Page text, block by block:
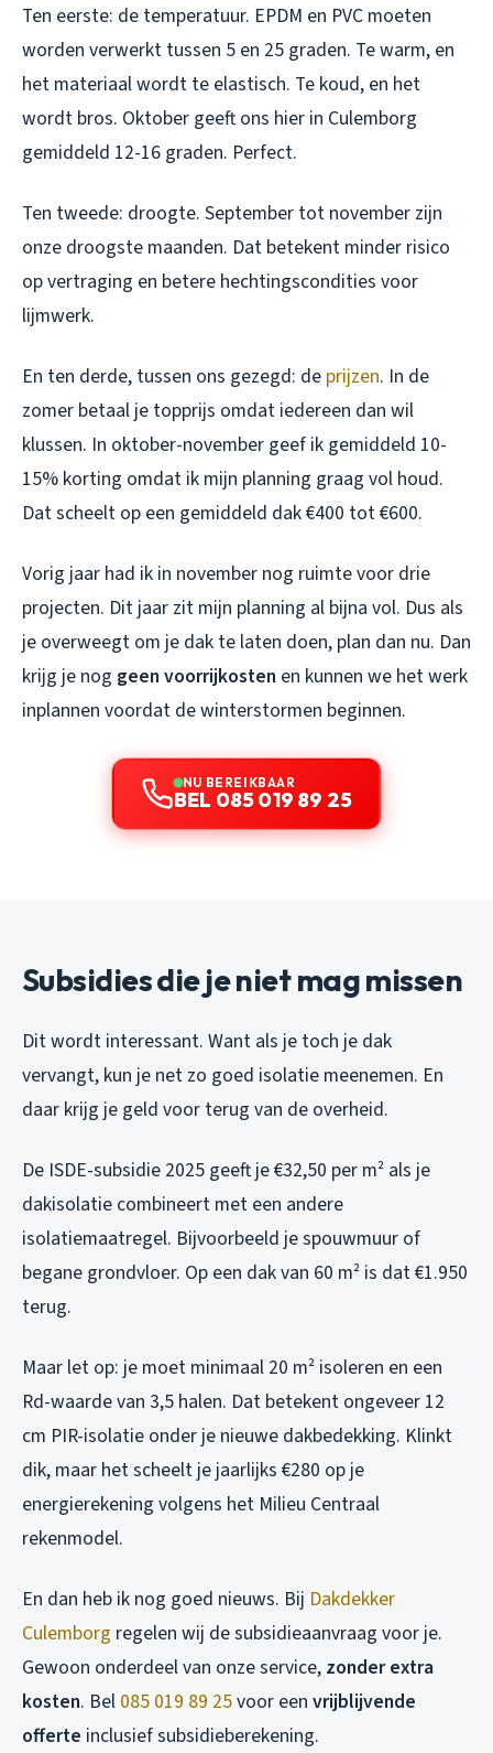
Ten eerste: de temperatuur. EPDM en PVC moeten
worden verwerkt tussen 5 en 25 graden. Te warm, en
het materiaal wordt te elastisch. Te koud, en het
wordt bros. Oktober geeft ons hier in Culemborg
gemiddeld 12-16 graden. Perfect.
Ten tweede: droogte. September tot november zijn
onze droogste maanden. Dat betekent minder risico
op vertraging en betere hechtingscondities voor
lijmwerk.
En ten derde, tussen ons gezegd: de prijzen. In de
zomer betaal je topprijs omdat iedereen dan wil
klussen. In oktober-november geef ik gemiddeld 10-
15% korting omdat ik mijn planning graag vol houd.
Dat scheelt op een gemiddeld dak €400 tot €600.
Vorig jaar had ik in november nog ruimte voor drie
projecten. Dit jaar zit mijn planning al bijna vol. Dus als
je overweegt om je dak te laten doen, plan dan nu. Dan
krijg je nog geen voorrijkosten en kunnen we het werk
inplannen voordat de winterstormen beginnen.
NU BEREIKBAAR
BEL 085 019 89 25
Subsidies die je niet mag missen
Dit wordt interessant. Want als je toch je dak
vervangt, kun je net zo goed isolatie meenemen. En
daar krijg je geld voor terug van de overheid.
De ISDE-subsidie 2025 geeft je €32,50 per m² als je
dakisolatie combineert met een andere
isolatiemaatregel. Bijvoorbeeld je spouwmuur of
begane grondvloer. Op een dak van 60 m² is dat €1.950
terug.
Maar let op: je moet minimaal 20 m² isoleren en een
Rd-waarde van 3,5 halen. Dat betekent ongeveer 12
cm PIR-isolatie onder je nieuwe dakbedekking. Klinkt
dik, maar het scheelt je jaarlijks €280 op je
energierekening volgens het Milieu Centraal
rekenmodel.
En dan heb ik nog goed nieuws. Bij Dakdekker
Culemborg regelen wij de subsidieaanvraag voor je.
Gewoon onderdeel van onze service, zonder extra
kosten. Bel 085 019 89 25voor een vrijblijvende
offerte inclusief subsidieberekening.